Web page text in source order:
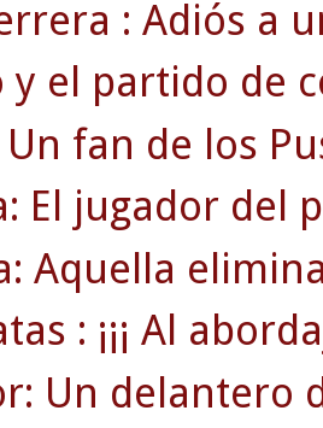
: Adiós a
y el partido de
fan de los
El jugador del
Aquella
: ¡¡¡ Al
Un delantero